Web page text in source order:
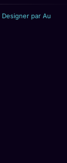
Designer par Au